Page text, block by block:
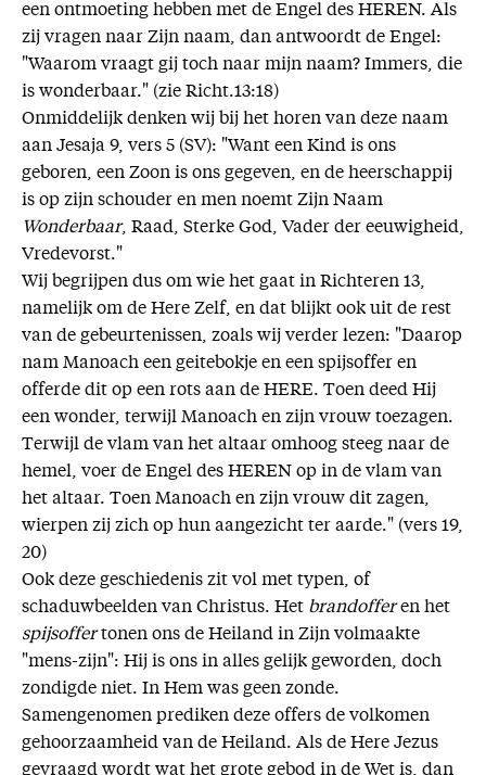
een ontmoeting hebben met de Engel des HEREN. Als
zij vragen naar Zijn naam, dan antwoordt de Engel:
"Waarom vraagt gij toch naar mijn naam? Immers, die
is wonderbaar." (zie Richt.13:18)
Onmiddelijk denken wij bij het horen van deze naam
aan Jesaja 9, vers 5 (SV): "Want een Kind is ons
geboren, een Zoon is ons gegeven, en de heerschappij
is op zijn schouder en men noemt Zijn Naam
Wonderbaar, Raad, Sterke God, Vader der eeuwigheid,
Vredevorst."
Wij begrijpen dus om wie het gaat in Richteren 13,
namelijk om de Here Zelf, en dat blijkt ook uit de rest
van de gebeurtenissen, zoals wij verder lezen: "Daarop
nam Manoach een geitebokje en een spijsoffer en
offerde dit op een rots aan de HERE. Toen deed Hij
een wonder, terwijl Manoach en zijn vrouw toezagen.
Terwijl de vlam van het altaar omhoog steeg naar de
hemel, voer de Engel des HEREN op in de vlam van
het altaar. Toen Manoach en zijn vrouw dit zagen,
wierpen zij zich op hun aangezicht ter aarde." (vers 19,
20)
Ook deze geschiedenis zit vol met typen, of
schaduwbeelden van Christus. Het brandofferen het
spijsoffertonen ons de Heiland in Zijn volmaakte
"mens-zijn": Hij is ons in alles gelijk geworden, doch
zondigde niet. In Hem was geen zonde.
Samengenomen prediken deze offers de volkomen
gehoorzaamheid van de Heiland. Als de Here Jezus
gevraagd wordt wat het grote gebod in de Wet is, dan